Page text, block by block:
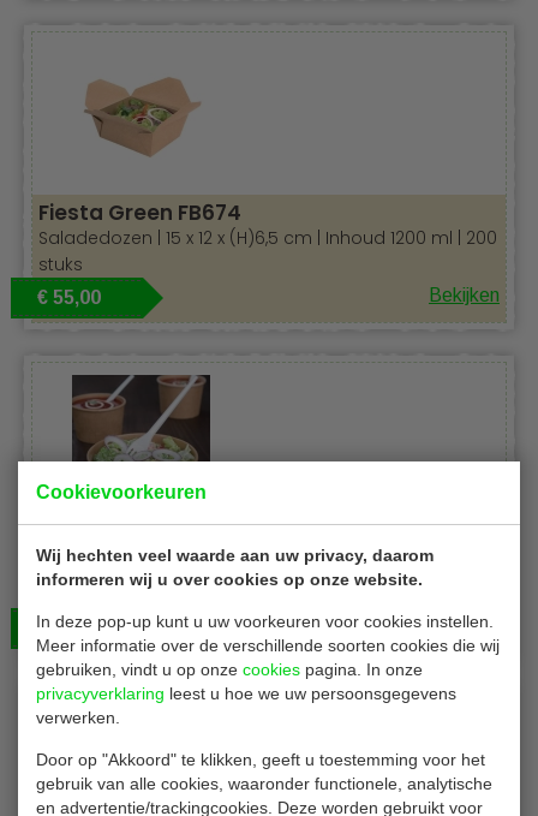
Cookievoorkeuren
Wij hechten veel waarde aan uw privacy, daarom
informeren wij u over cookies op onze website.
In deze pop-up kunt u uw voorkeuren voor cookies instellen.
Meer informatie over de verschillende soorten cookies die wij
gebruiken, vindt u op onze cookies pagina. In onze
privacyverklaring leest u hoe we uw persoonsgegevens
verwerken.
Door op "Akkoord" te klikken, geeft u toestemming voor het
gebruik van alle cookies, waaronder functionele, analytische
en advertentie/trackingcookies. Deze worden gebruikt voor
Fiesta Green FB674
Saladedozen | 15 x 12 x (H)6,5 cm | Inhoud 1200 ml | 200
stuks
€ 55,00 Bekijken
Fiesta saladeschaal
Saladeschaal | inhoud 500 ml | duurzaam papier |
€ 56,00 Bekijken